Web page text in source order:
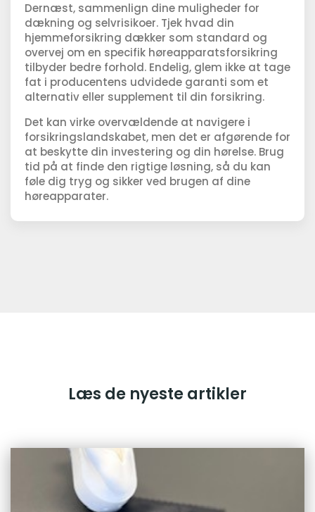
Dernæst, sammenlign dine muligheder for
dækning og selvrisikoer. Tjek hvad din
hjemmeforsikring dækker som standard og
overvej om en specifik høreapparatsforsikring
tilbyder bedre forhold. Endelig, glem ikke at tage
fat i producentens udvidede garanti som et
alternativ eller supplement til din forsikring.
Det kan virke overvældende at navigere i
forsikringslandskabet, men det er afgørende for
at beskytte din investering og din hørelse. Brug
tid på at finde den rigtige løsning, så du kan
føle dig tryg og sikker ved brugen af dine
høreapparater.
Læs de nyeste artikler